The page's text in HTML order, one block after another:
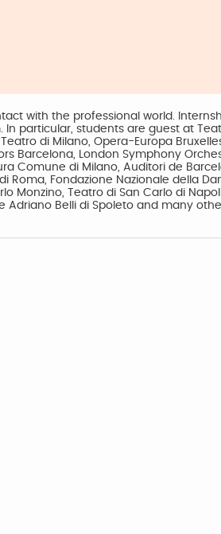
with the professional world.
particular, students are guest at
di Milano, Opera-Europa
Barcelona, London Symphony
Comune di Milano, Auditori de
Roma, Fondazione Nazionale della
Monzino, Teatro di San Carlo di
Adriano Belli di Spoleto and many